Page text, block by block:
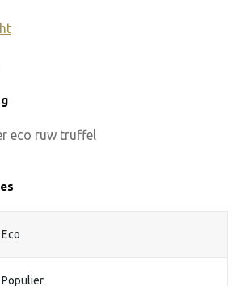
eco ruw truffel
Eco
Populier